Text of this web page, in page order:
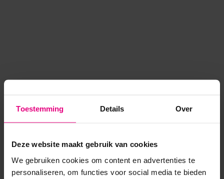
Toestemming Details Over
Deze website maakt gebruik van cookies
We gebruiken cookies om content en advertenties te
personaliseren, om functies voor social media te bieden